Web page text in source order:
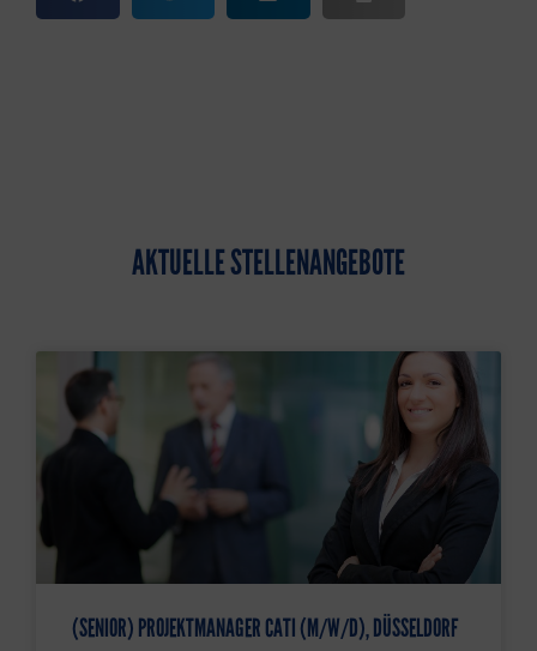
AKTUELLE STELLENANGEBOTE
(SENIOR) PROJEKTMANAGER CATI (M/W/D), DÜSSELDORF